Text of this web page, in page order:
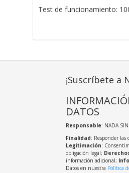
Test de funcionamiento:
¡Suscríbete a
DATOS
Responsable: NADA
Finalidad: Responder
Legitimación:
obligación legal;
información adicional;
Datos en nuestra Política